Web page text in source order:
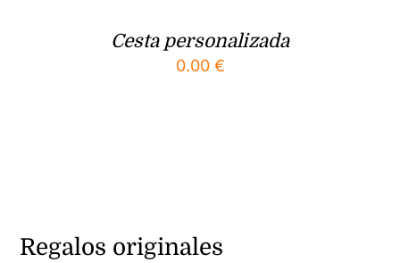
Cesta personalizada
0.00 €
Regalos originales